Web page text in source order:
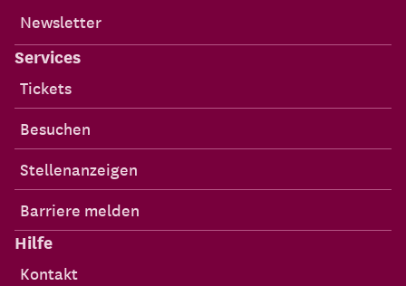
Newsletter
Services
Tickets
Besuchen
Stellenanzeigen
Barriere melden
Hilfe
Kontakt